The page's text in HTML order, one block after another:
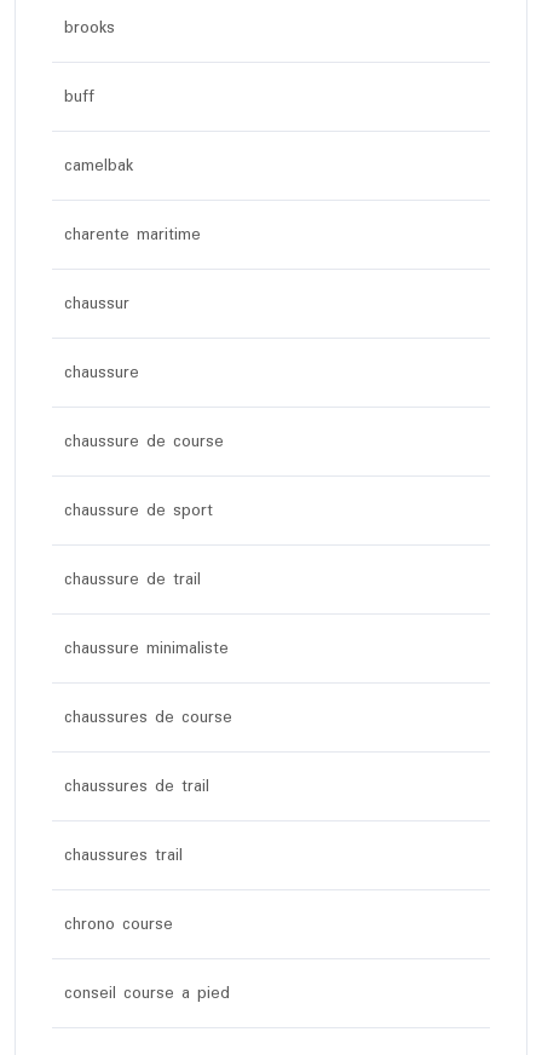
brooks
buff
camelbak
charente maritime
chaussur
chaussure
chaussure de course
chaussure de sport
chaussure de trail
chaussure minimaliste
chaussures de course
chaussures de trail
chaussures trail
chrono course
conseil course a pied